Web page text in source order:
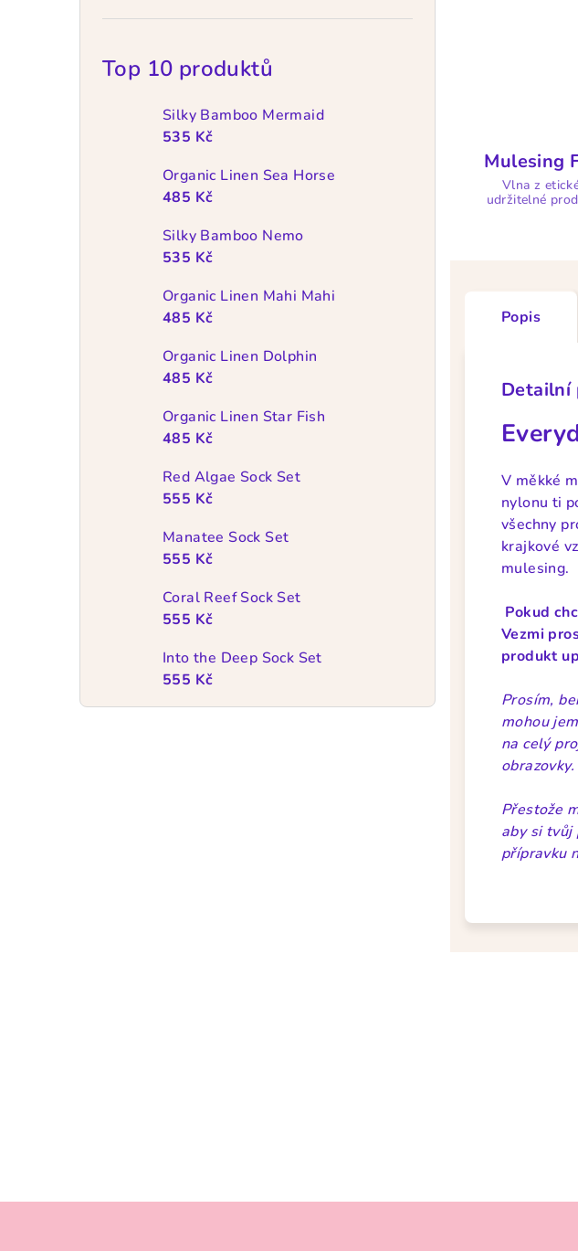
Top 10 produktů
Silky Bamboo Mermaid
535 Kč
Organic Linen Sea Horse
485 Kč
Silky Bamboo Nemo
535 Kč
Organic Linen Mahi Mahi
485 Kč
Organic Linen Dolphin
485 Kč
Organic Linen Star Fish
485 Kč
Red Algae Sock Set
555 Kč
Manatee Sock Set
555 Kč
Coral Reef Sock Set
555 Kč
Into the Deep Sock Set
555 Kč
Mulesing
Vlna z
udržitelné
Popis
Detailní
V měkké
nylonu ti
všechny
krajkové
mulesing.
Pokud
Vezmi
produkt
Prosím,
mohou
na celý
obrazovky.
Přestože
aby si tvůj
přípravku